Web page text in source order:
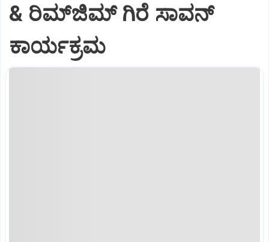
& ರಿಮ್‌ಜಿಮ್ ಗಿರೆ ಸಾವನ್
ಕಾರ್ಯಕ್ರಮ